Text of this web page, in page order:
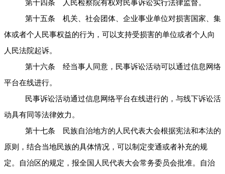
第十四条 人民检察院有权对民事诉讼实行法律监督。
第十五条 机关、社会团体、企业事业单位对损害国家、集
体或者个人民事权益的行为，可以支持受损害的单位或者个人向
人民法院起诉。
第十六条 经当事人同意，民事诉讼活动可以通过信息网络
平台在线进行。
民事诉讼活动通过信息网络平台在线进行的，与线下诉讼活
动具有同等法律效力。
第十七条 民族自治地方的人民代表大会根据宪法和本法的
原则，结合当地民族的具体情况，可以制定变通或者补充的规
定。自治区的规定，报全国人民代表大会常务委员会批准。自治